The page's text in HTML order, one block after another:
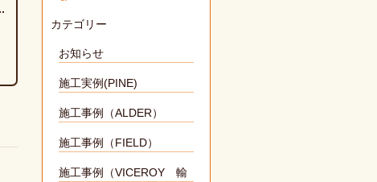
カテゴリー
お知らせ
施工実例(PINE)
施工事例（ALDER）
施工事例（FIELD）
施工事例（VICEROY 輸